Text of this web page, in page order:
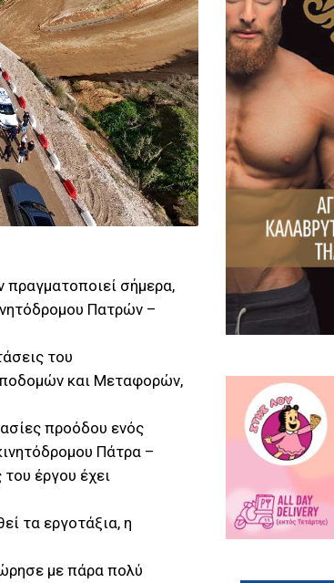
σήμερα,
Πατρών –
του
και Μεταφορών,
προόδου ενός
Πάτρα –
έργου έχει
τα εργοτάξια, η
με πάρα πολύ